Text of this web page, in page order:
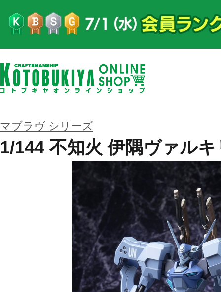
マブラヴ シリーズ
1/144 不知火 伊隅ヴァル